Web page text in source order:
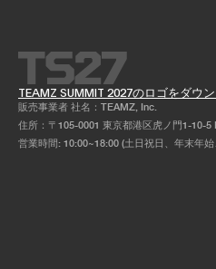
TEAMZ SUMMIT 2027のロゴをダウ
販売事業者 社名：TEAMZ, Inc.
住所：〒105-0001 東京都港区虎ノ門1-10-
営業時間: 10:00~18:00 (土日祝日、年末年